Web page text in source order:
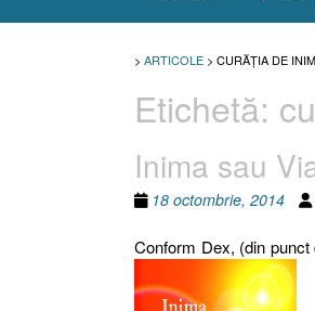
> ARTICOLE > CURĂŢIA DE
Etichetă:
Inima sau
18 octombrie, 2014
Conform Dex, (din